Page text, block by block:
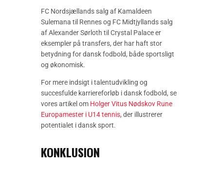
FC Nordsjællands salg af Kamaldeen
Sulemana til Rennes og FC Midtjyllands salg
af Alexander Sørloth til Crystal Palace er
eksempler på transfers, der har haft stor
betydning for dansk fodbold, både sportsligt
og økonomisk.
For mere indsigt i talentudvikling og
succesfulde karriereforløb i dansk fodbold, se
vores artikel om Holger Vitus Nødskov Rune
Europamester i U14 tennis, der illustrerer
potentialet i dansk sport.
KONKLUSION